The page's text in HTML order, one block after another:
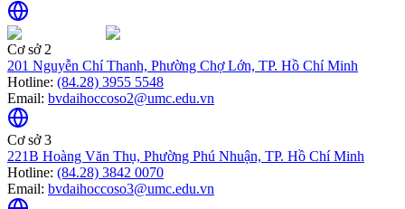
Cơ sở 2
201 Nguyễn Chí Thanh, Phường Chợ Lớn, TP. Hồ Chí Minh
Hotline: (84.28) 3955 5548
Email: bvdaihoccoso2@umc.edu.vn
Cơ sở 3
221B Hoàng Văn Thụ, Phường Phú Nhuận, TP. Hồ Chí Minh
Hotline: (84.28) 3842 0070
Email: bvdaihoccoso3@umc.edu.vn